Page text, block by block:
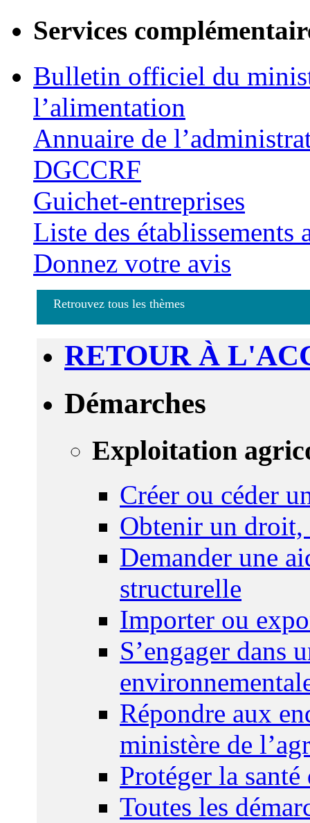
Services
Bulletin officiel du
l’alimentation
Annuaire de
DGCCRF
Guichet-entreprises
Liste des établissements
Donnez votre avis
Retrouvez tous les thèmes
RETOUR À
Démarches
Exploitation
Créer ou céder
Obtenir un droit,
Demander une
structurelle
Importer ou
S’engager dans
Répondre aux
ministère de
Protéger la
Toutes les